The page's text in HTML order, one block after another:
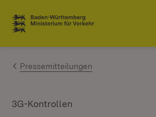
Zum Inhalt springen
Link zur Startseite
Pressemitteilungen
3G-Kontrollen